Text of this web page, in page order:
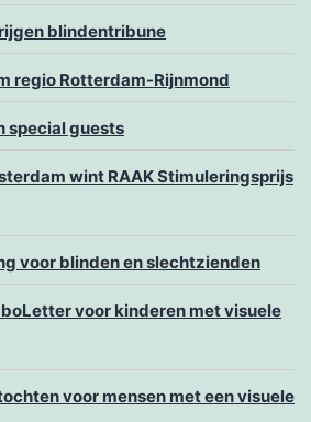
blindentribune
regio Rotterdam-Rijnmond
special guests
wint RAAK Stimuleringsprijs
voor blinden en slechtzienden
voor kinderen met visuele
voor mensen met een visuele